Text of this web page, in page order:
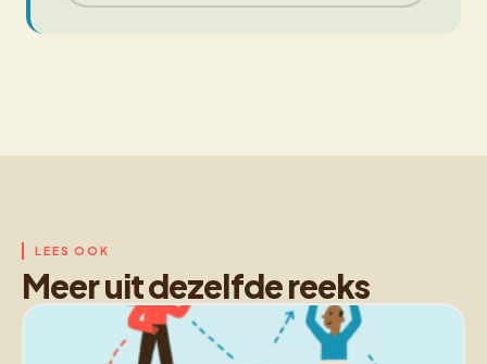
LEES OOK
Meer uit dezelfde reeks